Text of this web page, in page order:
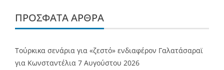
ΠΡΌΣΦΑΤΑ ΆΡΘΡΑ
Τούρκικα σενάρια για «ζεστό» ενδιαφέρον Γαλατάσαραϊ
για Κωνσταντέλια 7 Αυγούστου 2026